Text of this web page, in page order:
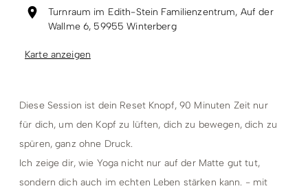
Turnraum im Edith-Stein Familienzentrum, Auf der
Wallme 6, 59955 Winterberg
Karte anzeigen
Diese Session ist dein Reset Knopf, 90 Minuten Zeit nur
für dich, um den Kopf zu lüften, dich zu bewegen, dich zu
spüren, ganz ohne Druck.
Ich zeige dir, wie Yoga nicht nur auf der Matte gut tut,
sondern dich auch im echten Leben stärken kann. - mit